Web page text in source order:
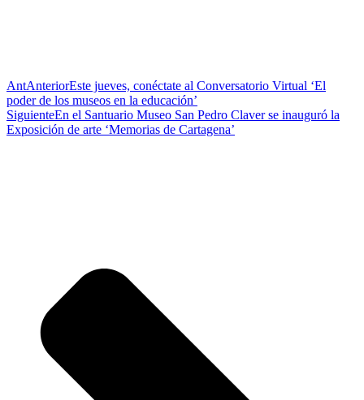
AntAnteriorEste jueves, conéctate al Conversatorio Virtual ‘El
poder de los museos en la educación’
SiguienteEn el Santuario Museo San Pedro Claver se inauguró la
Exposición de arte ‘Memorias de Cartagena’